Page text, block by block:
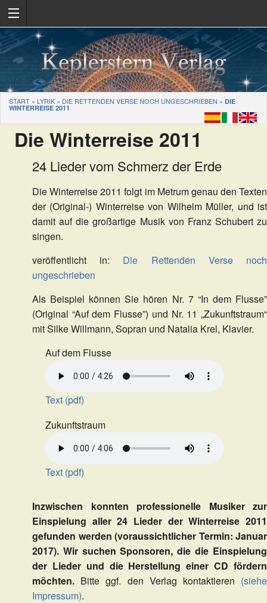
START » LYRIK » DIE RETTENDEN VERSE NOCH UNGESCHRIEBEN » DIE
WINTERREISE 2011
Die Winterreise 2011
24 Lieder vom Schmerz der Erde
Die Winterreise 2011 folgt im Metrum genau den Texten
der (Original-) Winterreise von Wilhelm Müller, und ist
damit auf die großartige Musik von Franz Schubert zu
singen.
veröffentlicht in: Die Rettenden Verse noch
ungeschrieben
Als Beispiel können Sie hören Nr. 7 “In dem Flusse”
(Original “Auf dem Flusse”) und Nr. 11 „Zukunftstraum“
mit Silke Willmann, Sopran und Natalia Krel, Klavier.
Auf dem Flusse
Text (pdf)
Zukunftstraum
Text (pdf)
Inzwischen konnten professionelle Musiker zur
Einspielung aller 24 Lieder der Winterreise 2011
gefunden werden (voraussichtlicher Termin: Januar
2017). Wir suchen Sponsoren, die die Einspielung
der Lieder und die Herstellung einer CD fördern
möchten. Bitte ggf. den Verlag kontaktieren (siehe
Impressum).